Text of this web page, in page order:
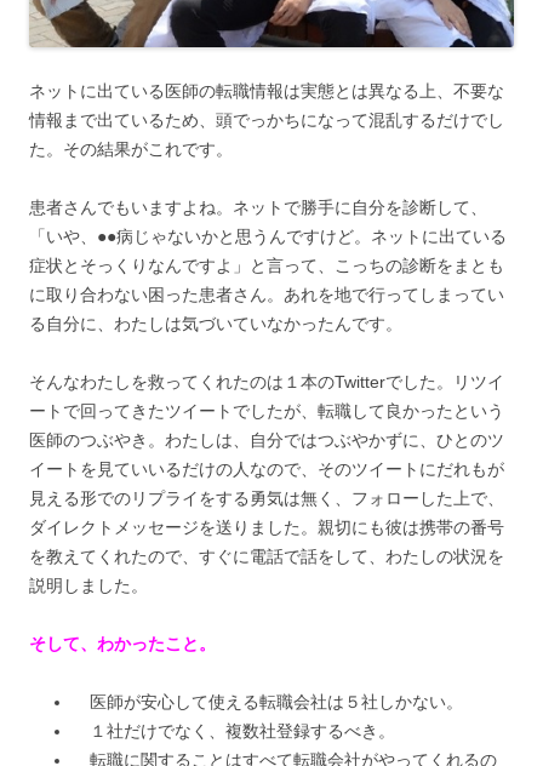
ネットに出ている医師の転職情報は実態とは異なる上、不要な
情報まで出ているため、頭でっかちになって混乱するだけでし
た。その結果がこれです。
患者さんでもいますよね。ネットで勝手に自分を診断して、
「いや、●●病じゃないかと思うんですけど。ネットに出ている
症状とそっくりなんですよ」と言って、こっちの診断をまとも
に取り合わない困った患者さん。あれを地で行ってしまってい
る自分に、わたしは気づいていなかったんです。
そんなわたしを救ってくれたのは１本のTwitterでした。リツイ
ートで回ってきたツイートでしたが、転職して良かったという
医師のつぶやき。わたしは、自分ではつぶやかずに、ひとのツ
イートを見ていいるだけの人なので、そのツイートにだれもが
見える形でのリプライをする勇気は無く、フォローした上で、
ダイレクトメッセージを送りました。親切にも彼は携帯の番号
を教えてくれたので、すぐに電話で話をして、わたしの状況を
説明しました。
そして、わかったこと。
医師が安心して使える転職会社は５社しかない。
１社だけでなく、複数社登録するべき。
転職に関することはすべて転職会社がやってくれるの